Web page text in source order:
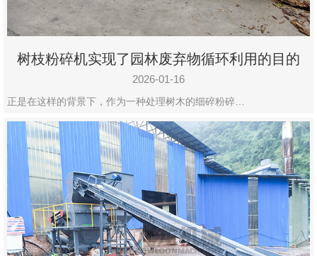
树枝粉碎机实现了园林废弃物循环利用的目的
2026-01-16
正是在这样的背景下，作为一种处理树木的细碎粉碎…